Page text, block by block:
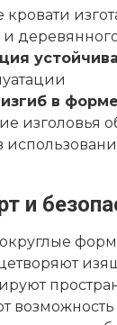
кровати
деревянного
в
изголовья
и
возможность